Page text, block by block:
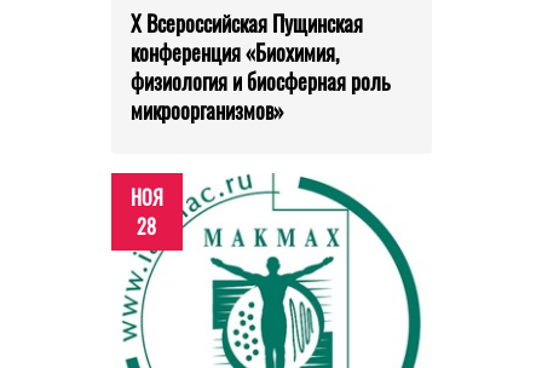
X Всероссийская Пущинская
конференция «Биохимия,
физиология и биосферная роль
микроорганизмов»
НОЯ
28